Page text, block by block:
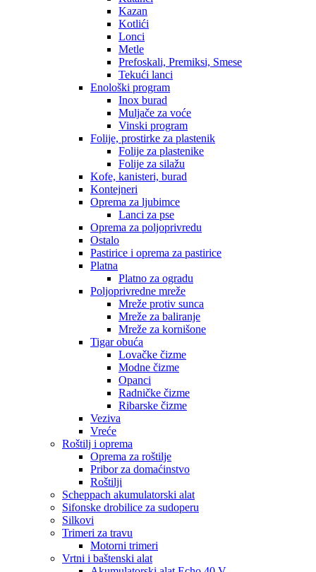
Kazan
Kotlići
Lonci
Metle
Prefoskali, Premiksi, Smese
Tekući lanci
Enološki program
Inox burad
Muljače za voće
Vinski program
Folije, prostirke za plastenik
Folije za plastenike
Folije za silažu
Kofe, kanisteri, burad
Kontejneri
Oprema za ljubimce
Lanci za pse
Oprema za poljoprivredu
Ostalo
Pastirice i oprema za pastirice
Platna
Platno za ogradu
Poljoprivredne mreže
Mreže protiv sunca
Mreže za baliranje
Mreže za kornišone
Tigar obuća
Lovačke čizme
Modne čizme
Opanci
Radničke čizme
Ribarske čizme
Veziva
Vreće
Roštilj i oprema
Oprema za roštilje
Pribor za domaćinstvo
Roštilji
Scheppach akumulatorski alat
Sifonske drobilice za sudoperu
Silkovi
Trimeri za travu
Motorni trimeri
Vrtni i baštenski alat